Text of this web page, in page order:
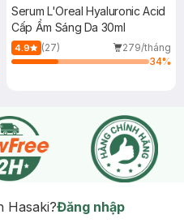
Serum L'Oreal Hyaluronic Acid
Cấp Ẩm Sáng Da 30ml
4.9 (27)
279/tháng
34%
Hasaki?Đăng nhập